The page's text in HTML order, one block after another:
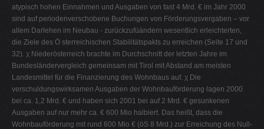
atypisch hohen Einnahmen und Ausgaben von fast 4 Mrd. € im Jahr 2000
sind auf periodenverschobene Buchungen von Förderungsvergaben – vor
allem Darlehen im Neubau - zurückzufüändern wesentlich erleichterten,
die Ziele des Ö sterreichischen Stabilitätspakts zu erreichen (Seite 17 und
32). χ Niederösterreich brachte im Durchschnitt der letzten Jahre im
Bundesländervergleich gemeinsam mit Tirol mit Abstand am meisten
Landesmittel für die Finanzierung des Wohnbaus auf. χ Die
verschuldungswirksamen Ausgaben der Wohnbauförderung lagen 2000
bei ca. 1,2 Mrd. € und haben sich 2001 bei auf 2 Mrd. € gesunkenen
Ausgaben auf nur mehr ca. € 600 Mio halbiert. Das heißt, dass die
Wohnbauförderung mit rund 600 Mio € (öS 8 Mrd.) zur Erreichung des Null-